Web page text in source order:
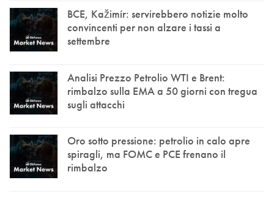
BCE, Kažimír: servirebbero notizie molto
convincenti per non alzare i tassi a
settembre
Analisi Prezzo Petrolio WTI e Brent:
rimbalzo sulla EMA a 50 giorni con tregua
sugli attacchi
Oro sotto pressione: petrolio in calo apre
spiragli, ma FOMC e PCE frenano il
rimbalzo